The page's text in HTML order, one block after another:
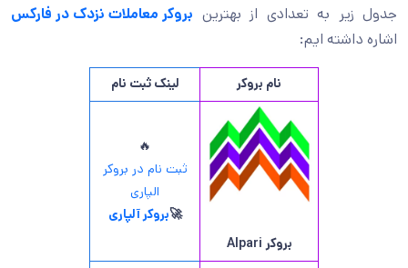
جدول زیر به تعدادی از بهترین بروکر معاملات نزدک در فارکس
اشاره داشته ایم:
نام بروکر لینک ثبت نام
بروکر Alpari
🔥
ثبت نام در بروکر
الپاری
🚀بروکر آلپاری